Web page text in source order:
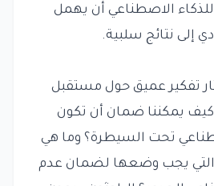
الاصطناعي أن يهمل
إلى نتائج سلبية.
تفكير عميق حول مستقبل
كيف يمكننا ضمان أن تكون
تحت السيطرة؟ وما هي
التي يجب وضعها لضمان عدم